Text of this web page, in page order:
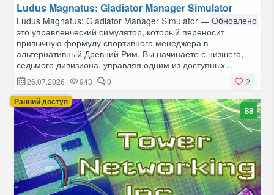
Ludus Magnatus: Gladiator Manager Simulator
Обновлено
Ludus Magnatus: Gladiator Manager Simulator —
это управленческий симулятор, который переносит
привычную формулу спортивного менеджера в
альтернативный Древний Рим. Вы начинаете с низшего,
седьмого дивизиона, управляя одним из доступных...
2
26.07.2026 943 0
Ранний доступ
88